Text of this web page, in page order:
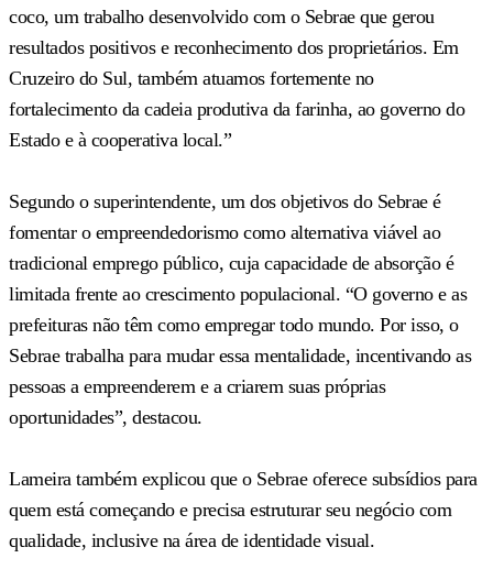
coco, um trabalho desenvolvido com o Sebrae que gerou
resultados positivos e reconhecimento dos proprietários. Em
Cruzeiro do Sul, também atuamos fortemente no
fortalecimento da cadeia produtiva da farinha, ao governo do
Estado e à cooperativa local.”
Segundo o superintendente, um dos objetivos do Sebrae é
fomentar o empreendedorismo como alternativa viável ao
tradicional emprego público, cuja capacidade de absorção é
limitada frente ao crescimento populacional. “O governo e as
prefeituras não têm como empregar todo mundo. Por isso, o
Sebrae trabalha para mudar essa mentalidade, incentivando as
pessoas a empreenderem e a criarem suas próprias
oportunidades”, destacou.
Lameira também explicou que o Sebrae oferece subsídios para
quem está começando e precisa estruturar seu negócio com
qualidade, inclusive na área de identidade visual.